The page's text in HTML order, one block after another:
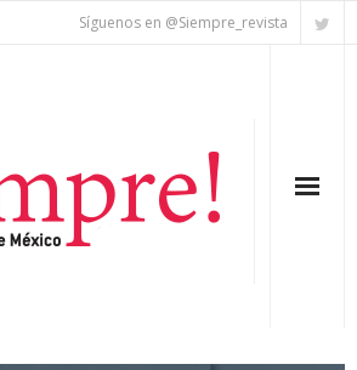
Síguenos en @Siempre_revista